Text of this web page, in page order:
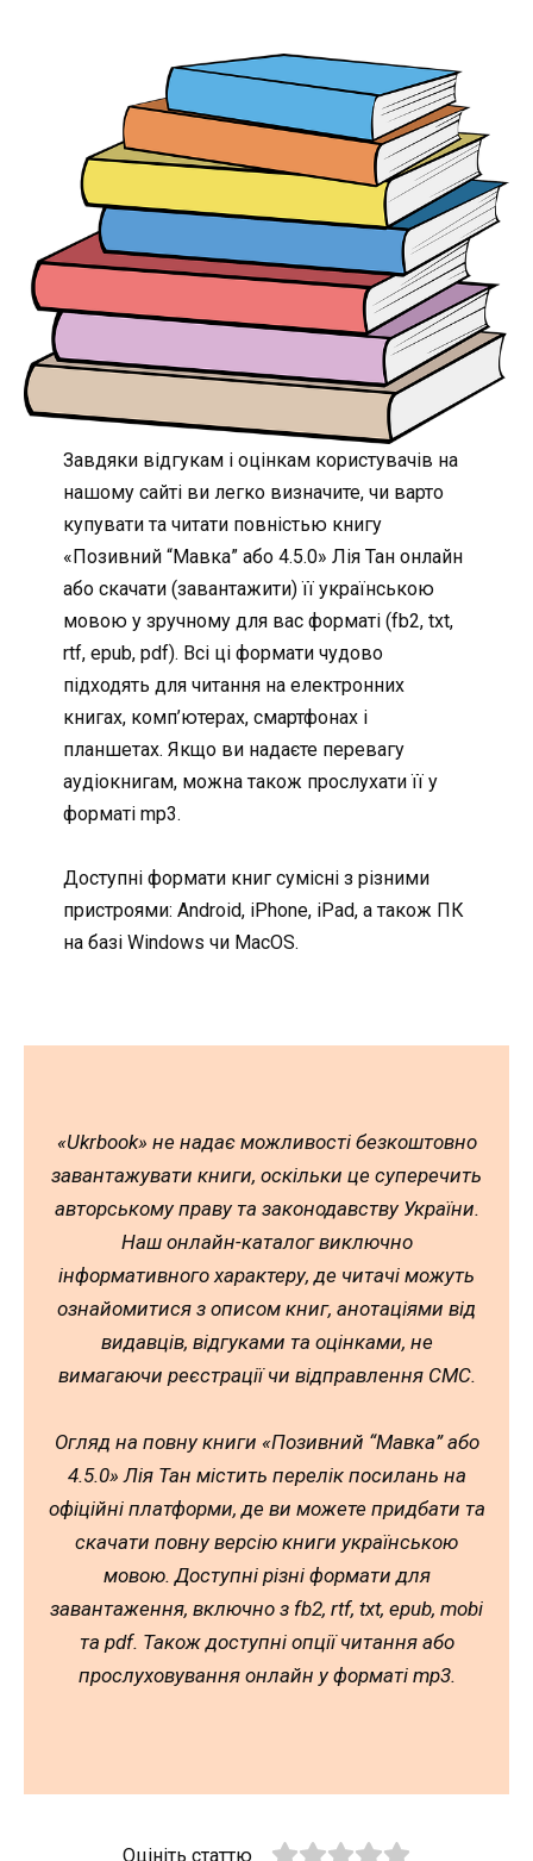
Завдяки відгукам і оцінкам користувачів на
нашому сайті ви легко визначите, чи варто
купувати та читати повністью книгу
«Позивний “Мавка” або 4.5.0» Лія Тан онлайн
або скачати (завантажити) її українською
мовою у зручному для вас форматі (fb2, txt,
rtf, epub, pdf). Всі ці формати чудово
підходять для читання на електронних
книгах, комп’ютерах, смартфонах і
планшетах. Якщо ви надаєте перевагу
аудіокнигам, можна також прослухати її у
форматі mp3.
Доступні формати книг сумісні з різними
пристроями: Android, iPhone, iPad, а також ПК
на базі Windows чи MacOS.
«Ukrbook» не надає можливості безкоштовно
завантажувати книги, оскільки це суперечить
авторському праву та законодавству України.
Наш онлайн-каталог виключно
інформативного характеру, де читачі можуть
ознайомитися з описом книг, анотаціями від
видавців, відгуками та оцінками, не
вимагаючи реєстрації чи відправлення СМС.
Огляд на повну книги «Позивний “Мавка” або
4.5.0» Лія Тан містить перелік посилань на
офіційні платформи, де ви можете придбати та
скачати повну версію книги українською
мовою. Доступні різні формати для
завантаження, включно з fb2, rtf, txt, epub, mobi
та pdf. Також доступні опції читання або
прослуховування онлайн у форматі mp3.
Оцініть статтю